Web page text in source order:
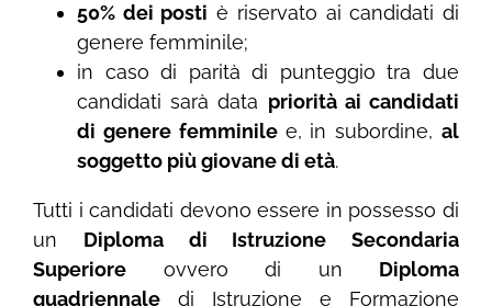
50% dei posti è riservato ai candidati di
genere femminile;
in caso di parità di punteggio tra due
candidati sarà data priorità ai candidati
di genere femminile e, in subordine, al
soggetto più giovane di età.
Tutti i candidati devono essere in possesso di
un Diploma di Istruzione Secondaria
Superiore ovvero di un Diploma
quadriennale di Istruzione e Formazione